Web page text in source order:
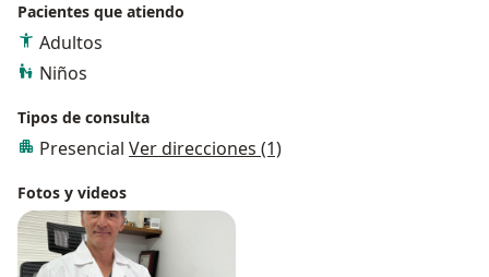
Pacientes que atiendo
Adultos
Niños
Tipos de consulta
Presencial Ver direcciones (1)
Fotos y videos